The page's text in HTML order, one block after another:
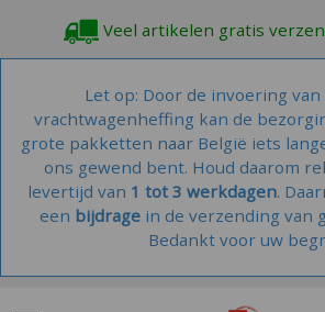
Veel artikelen gratis
Let op: Door de invoering
vrachtwagenheffing kan de
grote pakketten naar België iets
ons gewend bent. Houd daarom
levertijd van 1 tot 3 werkdagen.
een bijdrage in de verzending van
Bedankt voor uw